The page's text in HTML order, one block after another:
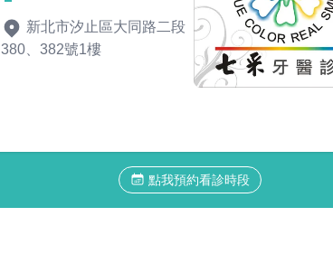
新北市汐止區大同路二段
380、382號1樓
點我預約看診時段